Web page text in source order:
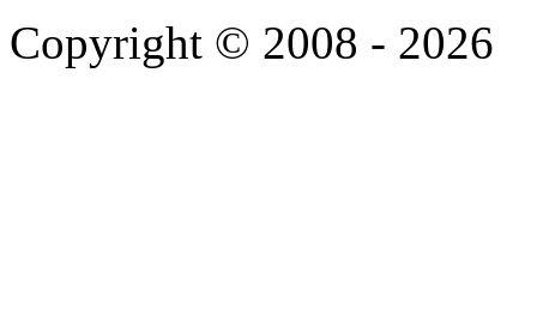
Copyright © 2008 - 2026